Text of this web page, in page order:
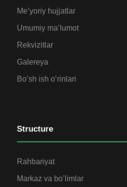
Me’yoriy hujjatlar
Umumiy ma’lumot
Rekvizitlar
Galereya
Bo’sh ish o’rinlari
Structure
Rahbariyat
Markaz va bo’limlar